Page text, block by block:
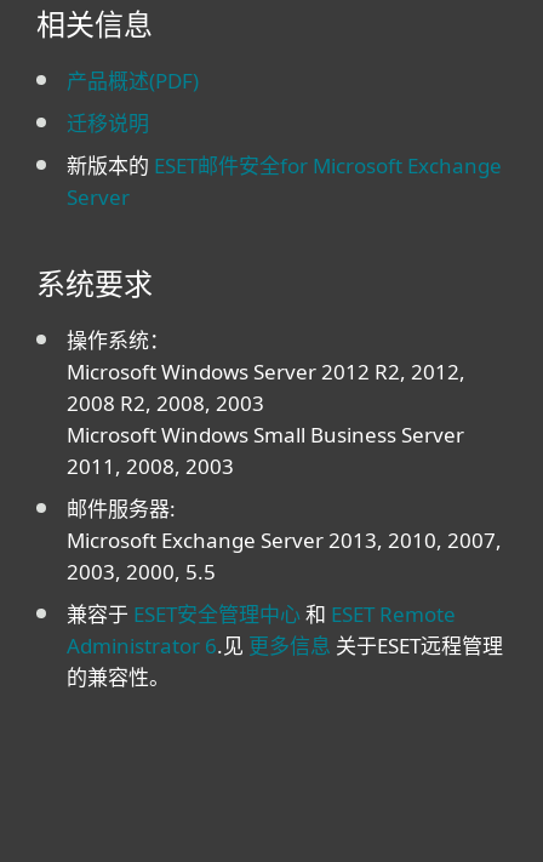
相关信息
产品概述(PDF)
迁移说明
新版本的 ESET邮件安全for Microsoft Exchange
Server
系统要求
操作系统：
Microsoft Windows Server 2012 R2, 2012,
2008 R2, 2008, 2003
Microsoft Windows Small Business Server
2011, 2008, 2003
邮件服务器:
Microsoft Exchange Server 2013, 2010, 2007,
2003, 2000, 5.5
兼容于 ESET安全管理中心 和 ESET Remote
Administrator 6.见 更多信息 关于ESET远程管理
的兼容性。